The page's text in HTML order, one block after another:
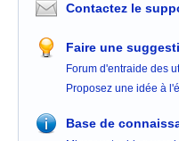
Contactez le
Faire une
Forum d'entraide des
Proposez une idée à
Base de